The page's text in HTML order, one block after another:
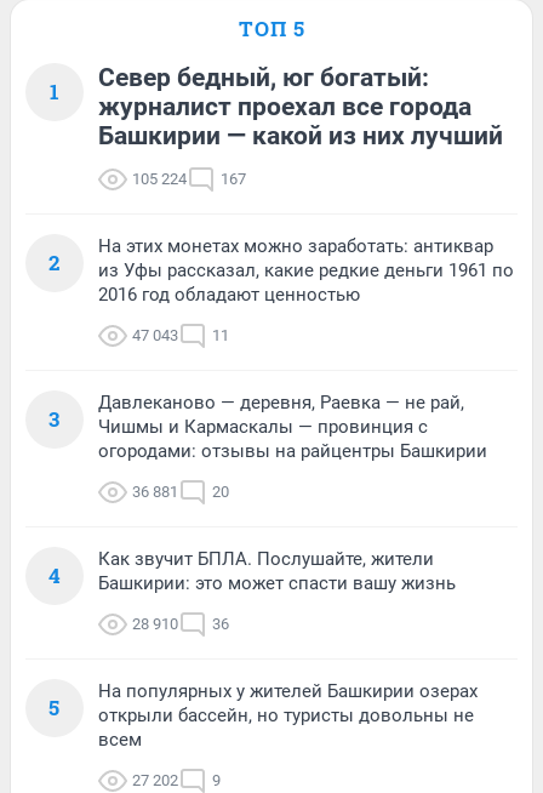
ТОП 5
1
Север бедный, юг богатый:
журналист проехал все города
Башкирии — какой из них лучший
105 224 167
2
На этих монетах можно заработать: антиквар
из Уфы рассказал, какие редкие деньги 1961 по
2016 год обладают ценностью
47 043 11
3
Давлеканово — деревня, Раевка — не рай,
Чишмы и Кармаскалы — провинция с
огородами: отзывы на райцентры Башкирии
36 881 20
4
Как звучит БПЛА. Послушайте, жители
Башкирии: это может спасти вашу жизнь
28 910 36
5
На популярных у жителей Башкирии озерах
открыли бассейн, но туристы довольны не
всем
27 202 9